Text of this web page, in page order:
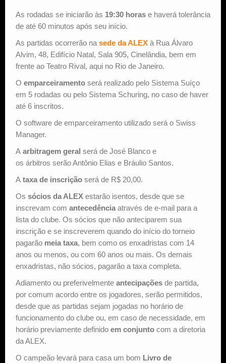
As rodadas se iniciarão às 19:30 horas e haverá tolerância
de até 60 minutos após seu início.
As partidas ocorrerão na sede da ALEX à Rua Álvaro
Alvim, 48, Edifício Natal, Sala 905, Cinelândia, bem em
frente ao Teatro Rival, aqui no Rio de Janeiro.
O emparceiramento será realizado pelo Sistema Suíço
em 5 rodadas ou pelo Sistema Schuring, no caso de haver
até 6 inscritos.
O software de emparceiramento utilizado será o Swiss
Manager.
A arbitragem geral será de José Blanco e
os árbitros serão Antônio Elias e Bráulio Santos.
A taxa de inscrição será de R$ 20,00.
Os sócios da ALEX estarão isentos, desde que se
inscrevam com antecedência através de e-mail para a
lista do clube. Os sócios que não anteciparem sua
inscrição e se inscreverem quando do início do torneio
pagarão meia taxa, bem como os enxadristas com 14
anos ou menos, ou com 60 anos ou mais. Os demais
enxadristas, não sócios, pagarão a taxa completa.
Adiamento ou preferivelmente antecipações de partida,
por comum acordo entre os jogadores, serão permitidos,
desde que as partidas sejam jogadas no horário de
funcionamento do clube ou, em caso de necessidade, em
horário previamente definido em conjunto com a diretoria
da ALEX.
O campeão levará para casa um bom Livro de